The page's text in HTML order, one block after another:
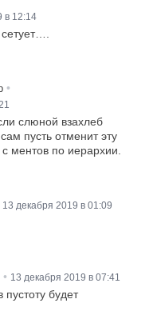
в 12:14
•
слюной взахлеб
пусть отменит эту
ментов по иерархии.
13 декабря 2019 в 01:09
• 13 декабря 2019 в 07:41
будет